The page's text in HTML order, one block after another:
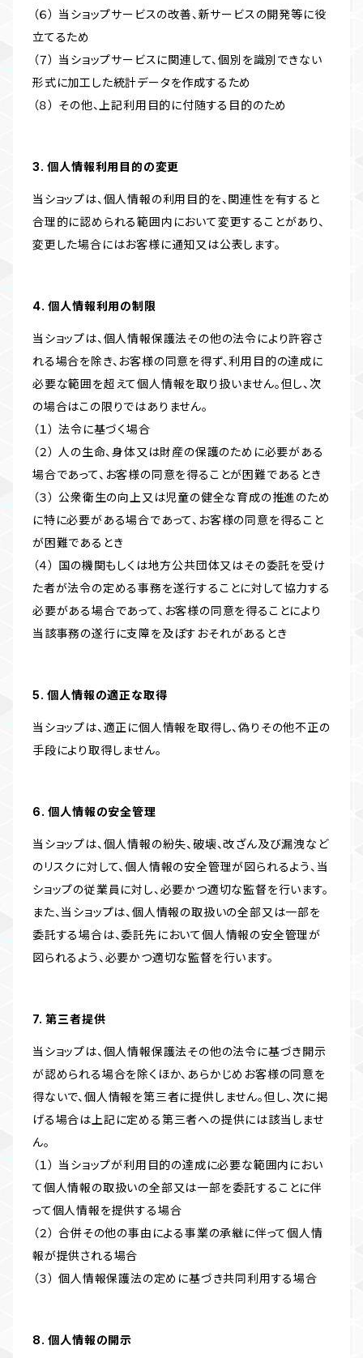
（６） 当ショップサービスの改善、新サービスの開発等に役
立てるため
（７） 当ショップサービスに関連して、個別を識別できない
形式に加工した統計データを作成するため
（８） その他、上記利用目的に付随する目的のため
3. 個人情報利用目的の変更
当ショップは、個人情報の利用目的を、関連性を有すると
合理的に認められる範囲内において変更することがあり、
変更した場合にはお客様に通知又は公表します。
4. 個人情報利用の制限
当ショップは、個人情報保護法その他の法令により許容さ
れる場合を除き、お客様の同意を得ず、利用目的の達成に
必要な範囲を超えて個人情報を取り扱いません。但し、次
の場合はこの限りではありません。
（１） 法令に基づく場合
（２） 人の生命、身体又は財産の保護のために必要がある
場合であって、お客様の同意を得ることが困難であるとき
（３） 公衆衛生の向上又は児童の健全な育成の推進のため
に特に必要がある場合であって、お客様の同意を得ること
が困難であるとき
（４） 国の機関もしくは地方公共団体又はその委託を受け
た者が法令の定める事務を遂行することに対して協力する
必要がある場合であって、お客様の同意を得ることにより
当該事務の遂行に支障を及ぼすおそれがあるとき
5. 個人情報の適正な取得
当ショップは、適正に個人情報を取得し、偽りその他不正の
手段により取得しません。
6. 個人情報の安全管理
当ショップは、個人情報の紛失、破壊、改ざん及び漏洩など
のリスクに対して、個人情報の安全管理が図られるよう、当
ショップの従業員に対し、必要かつ適切な監督を行います。
また、当ショップは、個人情報の取扱いの全部又は一部を
委託する場合は、委託先において個人情報の安全管理が
図られるよう、必要かつ適切な監督を行います。
7. 第三者提供
当ショップは、個人情報保護法その他の法令に基づき開示
が認められる場合を除くほか、あらかじめお客様の同意を
得ないで、個人情報を第三者に提供しません。但し、次に掲
げる場合は上記に定める第三者への提供には該当しませ
ん。
（１） 当ショップが利用目的の達成に必要な範囲内におい
て個人情報の取扱いの全部又は一部を委託することに伴
って個人情報を提供する場合
（２） 合併その他の事由による事業の承継に伴って個人情
報が提供される場合
（３） 個人情報保護法の定めに基づき共同利用する場合
8. 個人情報の開示